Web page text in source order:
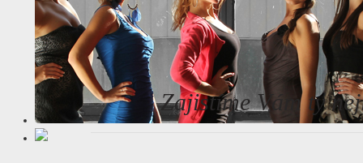
Zajistíme Vám ty